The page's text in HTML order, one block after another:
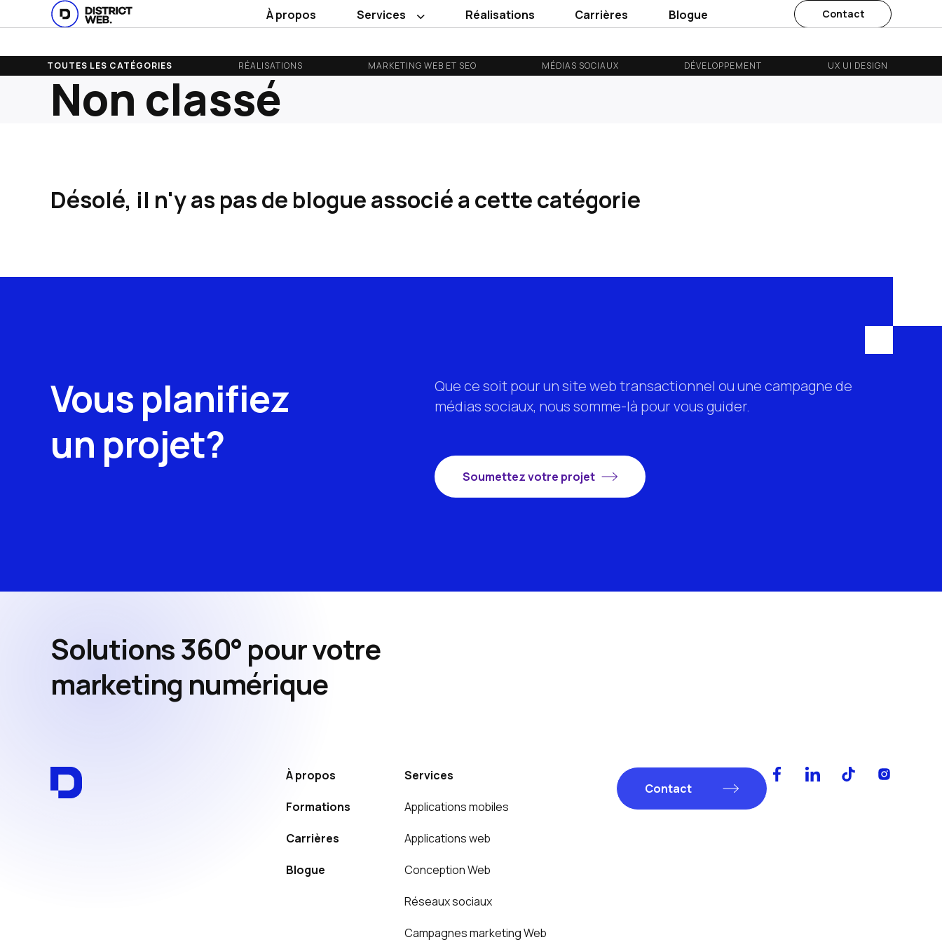
À propos Services Réalisations Carrières Blogue Contact
TOUTES LES CATÉGORIES RÉALISATIONS MARKETING WEB ET SEO MÉDIAS SOCIAUX DÉVELOPPEMENT UX UI DESIGN
Non classé
Désolé, il n'y as pas de blogue associé a cette catégorie
Vous planifiez
un projet?
Que ce soit pour un site web transactionnel ou une campagne de
médias sociaux, nous somme-là pour vous guider.
Soumettez votre projet
Solutions 360° pour votre
marketing numérique
À propos
Formations
Carrières
Blogue
Services
Applications mobiles
Applications web
Conception Web
Réseaux sociaux
Campagnes marketing Web
Contact